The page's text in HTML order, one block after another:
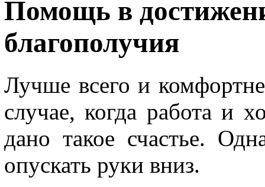
Помощь в
благополучия
Лучше всего и
случае, когда работа и
дано такое счастье.
опускать руки вниз.